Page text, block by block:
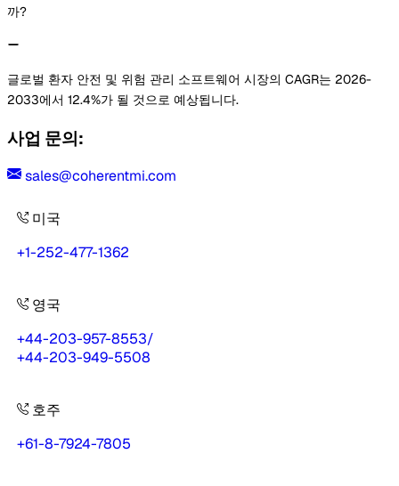
까?
글로벌 환자 안전 및 위험 관리 소프트웨어 시장의 CAGR는 2026-
2033에서 12.4%가 될 것으로 예상됩니다.
사업 문의:
sales@coherentmi.com
미국
+1-252-477-1362
영국
+44-203-957-8553/
+44-203-949-5508
호주
+61-8-7924-7805